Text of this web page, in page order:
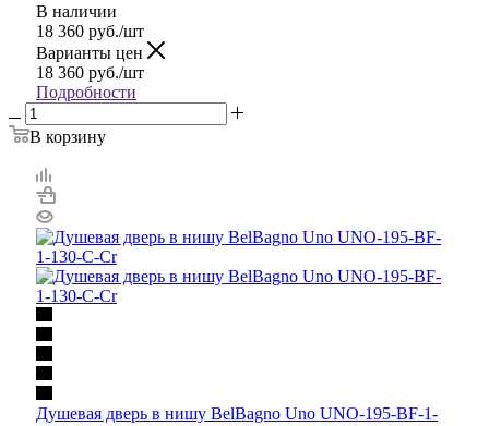
В наличии
18 360 руб./шт
Варианты цен
18 360 руб./шт
Подробности
В корзину
Душевая дверь в нишу BelBagno Uno UNO-195-BF-1-